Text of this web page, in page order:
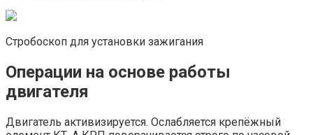
Стробоскоп для установки зажигания
Операции на основе работы
двигателя
Двигатель активизируется. Ослабляется крепёжный